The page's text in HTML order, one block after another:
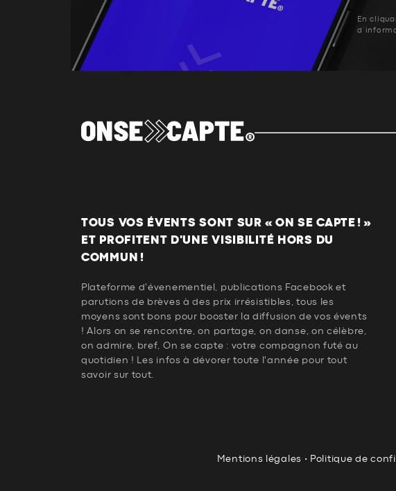
En
TOUS VOS ÉVENTS SONT SUR « ON SE CAPTE ! »
ET PROFITENT D'UNE VISIBILITÉ HORS DU
COMMUN !
Plateforme d'évenementiel, publications Facebook et
parutions de brèves à des prix irrésistibles, tous les
moyens sont bons pour booster la diffusion de vos évents
! Alors on se rencontre, on partage, on danse, on célèbre,
on admire, bref, On se capte : votre compagnon futé au
quotidien ! Les infos à dévorer toute l'année pour tout
savoir sur tout.
Mentions légales • Politique de